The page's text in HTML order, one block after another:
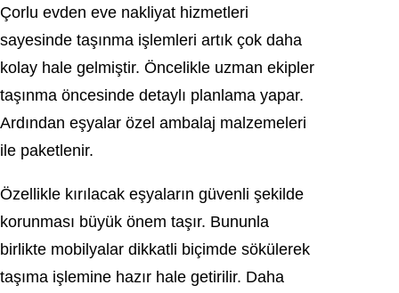
Çorlu evden eve nakliyat hizmetleri
sayesinde taşınma işlemleri artık çok daha
kolay hale gelmiştir. Öncelikle uzman ekipler
taşınma öncesinde detaylı planlama yapar.
Ardından eşyalar özel ambalaj malzemeleri
ile paketlenir.
Özellikle kırılacak eşyaların güvenli şekilde
korunması büyük önem taşır. Bununla
birlikte mobilyalar dikkatli biçimde sökülerek
taşıma işlemine hazır hale getirilir. Daha